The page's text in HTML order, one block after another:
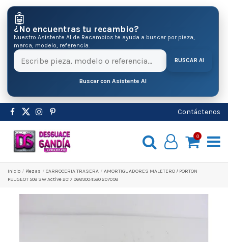
🤖
¿No encuentras tu recambio?
Nuestro Asistente AI de Recambios te ayuda a buscar por pieza,
marca, modelo, referencia.
BUSCAR AI
Buscar con Asistente AI
Contáctenos
0
Inicio Pіezas CARROCERIA TRASERA
AMORTIGUADORES MALETERO / PORTON
PEUGEOT 508 SW Active 2017 9689004580 207098